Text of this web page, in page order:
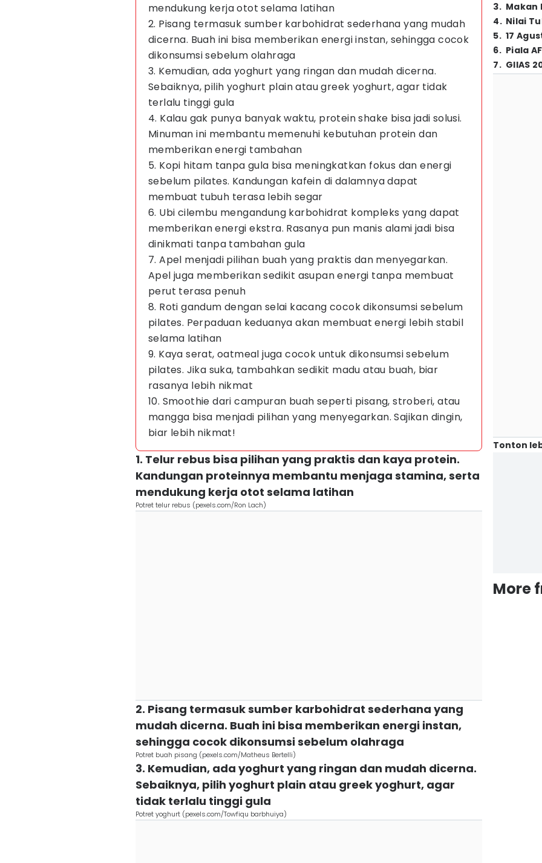
mendukung kerja otot selama latihan
2. Pisang termasuk sumber karbohidrat sederhana yang mudah
dicerna. Buah ini bisa memberikan energi instan, sehingga cocok
dikonsumsi sebelum olahraga
3. Kemudian, ada yoghurt yang ringan dan mudah dicerna.
Sebaiknya, pilih yoghurt plain atau greek yoghurt, agar tidak
terlalu tinggi gula
4. Kalau gak punya banyak waktu, protein shake bisa jadi solusi.
Minuman ini membantu memenuhi kebutuhan protein dan
memberikan energi tambahan
5. Kopi hitam tanpa gula bisa meningkatkan fokus dan energi
sebelum pilates. Kandungan kafein di dalamnya dapat
membuat tubuh terasa lebih segar
6. Ubi cilembu mengandung karbohidrat kompleks yang dapat
memberikan energi ekstra. Rasanya pun manis alami jadi bisa
dinikmati tanpa tambahan gula
7. Apel menjadi pilihan buah yang praktis dan menyegarkan.
Apel juga memberikan sedikit asupan energi tanpa membuat
perut terasa penuh
8. Roti gandum dengan selai kacang cocok dikonsumsi sebelum
pilates. Perpaduan keduanya akan membuat energi lebih stabil
selama latihan
9. Kaya serat, oatmeal juga cocok untuk dikonsumsi sebelum
pilates. Jika suka, tambahkan sedikit madu atau buah, biar
rasanya lebih nikmat
10. Smoothie dari campuran buah seperti pisang, stroberi, atau
mangga bisa menjadi pilihan yang menyegarkan. Sajikan dingin,
biar lebih nikmat!
1. Telur rebus bisa pilihan yang praktis dan kaya protein.
Kandungan proteinnya membantu menjaga stamina, serta
mendukung kerja otot selama latihan
Potret telur rebus (pexels.com/Ron Lach)
2. Pisang termasuk sumber karbohidrat sederhana yang
mudah dicerna. Buah ini bisa memberikan energi instan,
sehingga cocok dikonsumsi sebelum olahraga
Potret buah pisang (pexels.com/Matheus Bertelli)
3. Kemudian, ada yoghurt yang ringan dan mudah dicerna.
Sebaiknya, pilih yoghurt plain atau greek yoghurt, agar
tidak terlalu tinggi gula
Potret yoghurt (pexels.com/Towfiqu barbhuiya)
3. Makan
4. Nilai
5. 17
6. Piala
7. GIIAS
Tonton
More